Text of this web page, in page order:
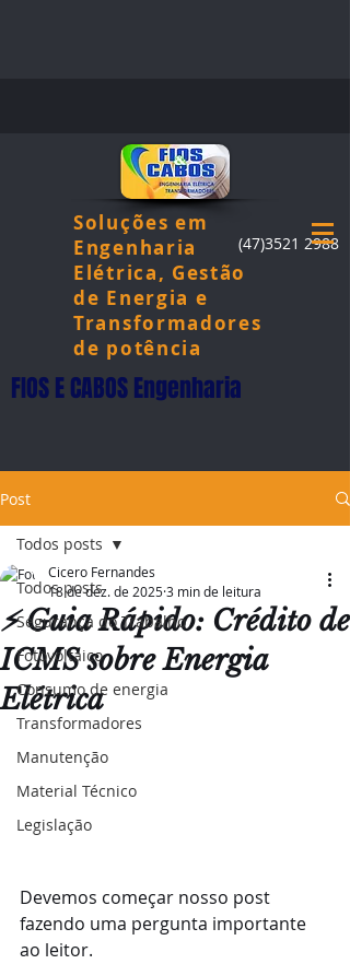
Soluções em
Engenharia
Elétrica, Gestão
de Energia e
Transformadores
de potência
(47)3521 2988
FIOS E CABOS Engenharia
Post
Todos posts
Segurança do Trabalho
Fotovoltaico
Consumo de energia
Transformadores
Manutenção
Material Técnico
Legislação
Todos posts
⚡ Guia Rápido: Crédito de
ICMS sobre Energia
Elétrica
Cicero Fernandes
18 de dez. de 20253 min de leitura
Devemos começar nosso post
fazendo uma pergunta importante
ao leitor.